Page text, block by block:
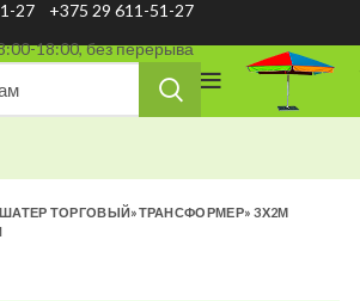
27
+375 29 611-51-27
18:00, без перерыва
ШАТЕР ТОРГОВЫЙ»ТРАНСФОРМЕР» 3Х2М